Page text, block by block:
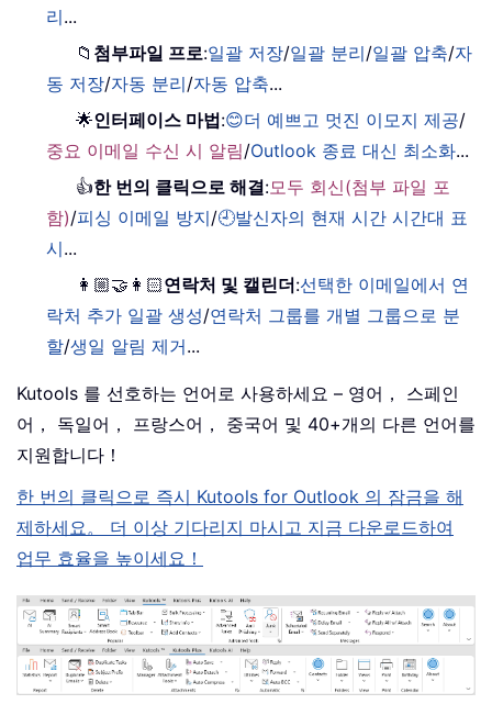
리...
📁 첨부파일 프로:일괄 저장/일괄 분리/일괄 압축/자
동 저장/자동 분리/자동 압축...
🌟인터페이스 마법:😊더 예쁘고 멋진 이모지 제공/
중요 이메일 수신 시 알림/Outlook 종료 대신 최소화...
👍한 번의 클릭으로 해결:모두 회신(첨부 파일 포
함)/피싱 이메일 방지/🕘발신자의 현재 시간 시간대 표
시...
👩🏼‍🤝‍👩🏻연락처 및 캘린더:선택한 이메일에서 연
락처 추가 일괄 생성/연락처 그룹를 개별 그룹으로 분
할/생일 알림 제거...
Kutools 를 선호하는 언어로 사용하세요 – 영어， 스페인
어， 독일어， 프랑스어， 중국어 및 40+개의 다른 언어를
지원합니다！
한 번의 클릭으로 즉시 Kutools for Outlook 의 잠금을 해
제하세요。 더 이상 기다리지 마시고 지금 다운로드하여
업무 효율을 높이세요！